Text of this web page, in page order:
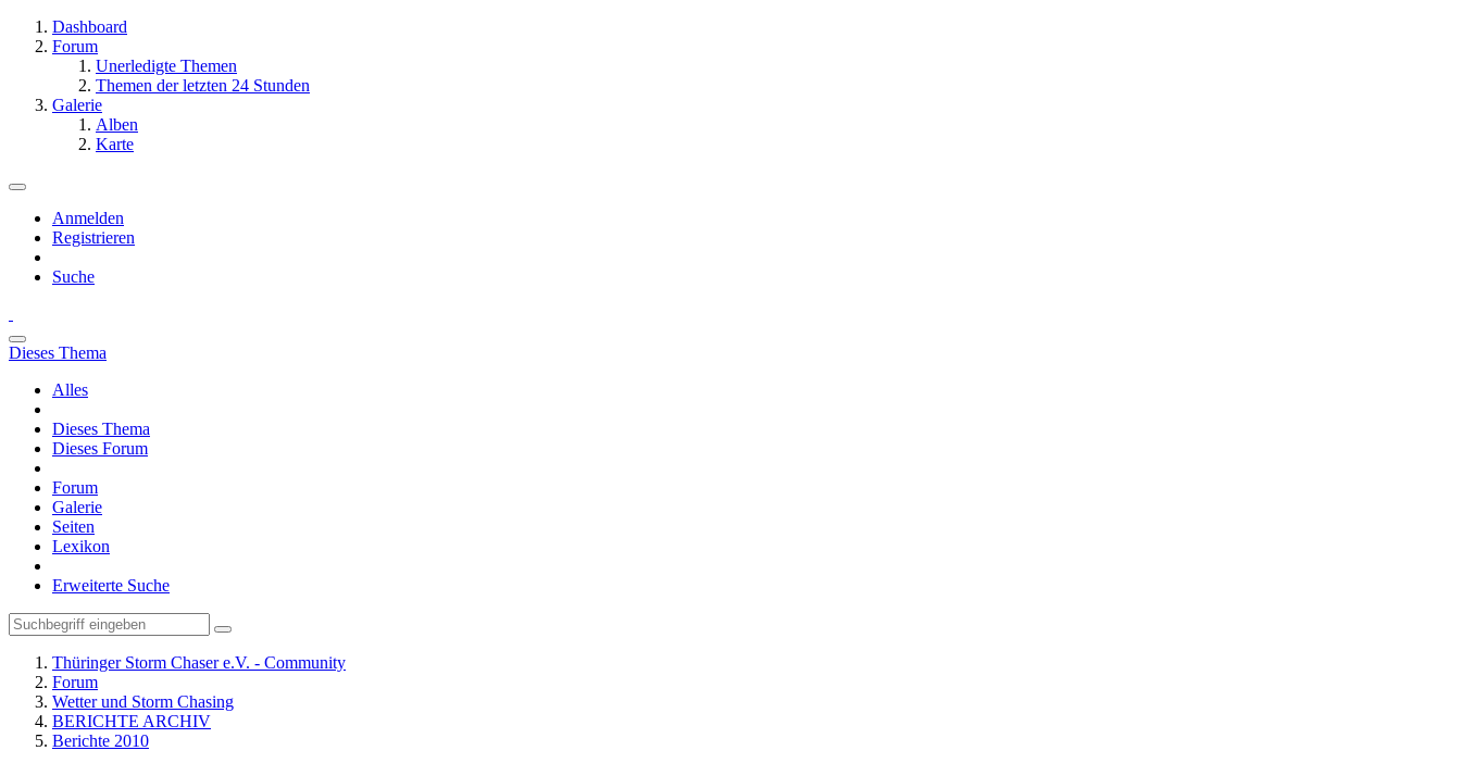
Dashboard
Forum
Unerledigte Themen
Themen der letzten 24 Stunden
Galerie
Alben
Karte
Anmelden
Registrieren
Suche
Dieses Thema
Alles
Dieses Thema
Dieses Forum
Forum
Galerie
Seiten
Lexikon
Erweiterte Suche
Thüringer Storm Chaser e.V. - Community
Forum
Wetter und Storm Chasing
BERICHTE ARCHIV
Berichte 2010